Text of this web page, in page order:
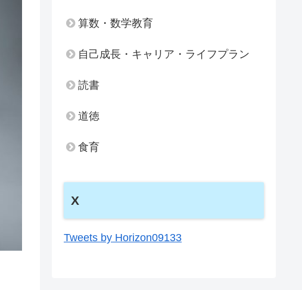
算数・数学教育
自己成長・キャリア・ライフプラン
読書
道徳
食育
X
Tweets by Horizon09133